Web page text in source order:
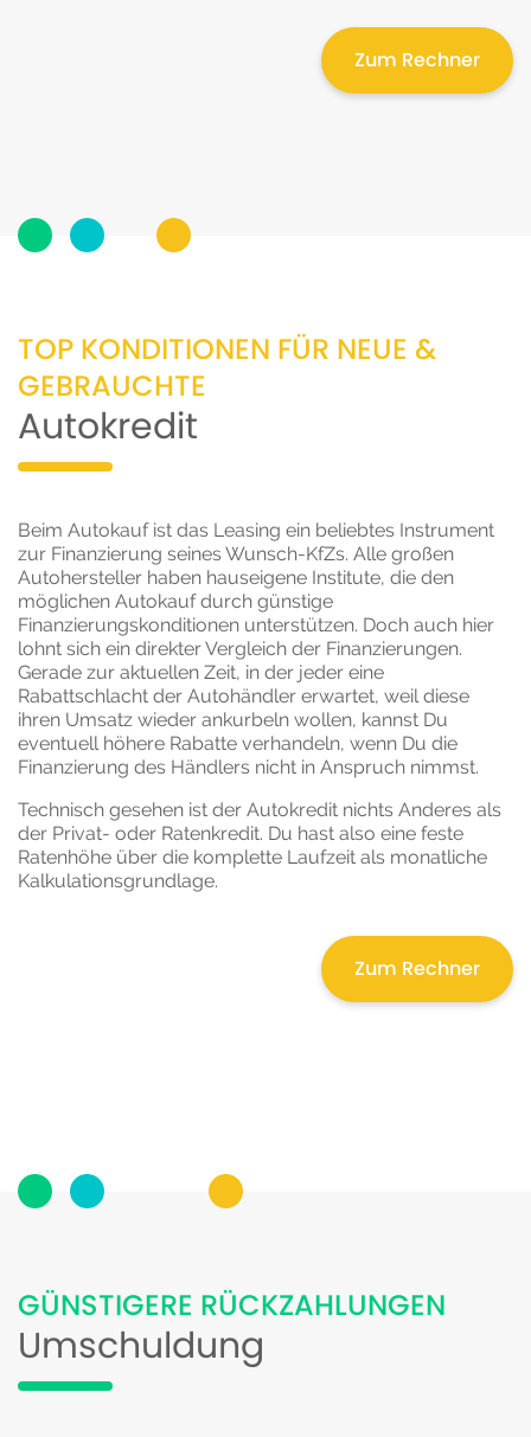
Zum Rechner
TOP KONDITIONEN FÜR NEUE &
GEBRAUCHTE
Autokredit
Beim Autokauf ist das Leasing ein beliebtes Instrument
zur Finanzierung seines Wunsch-KfZs. Alle großen
Autohersteller haben hauseigene Institute, die den
möglichen Autokauf durch günstige
Finanzierungskonditionen unterstützen. Doch auch hier
lohnt sich ein direkter Vergleich der Finanzierungen.
Gerade zur aktuellen Zeit, in der jeder eine
Rabattschlacht der Autohändler erwartet, weil diese
ihren Umsatz wieder ankurbeln wollen, kannst Du
eventuell höhere Rabatte verhandeln, wenn Du die
Finanzierung des Händlers nicht in Anspruch nimmst.
Technisch gesehen ist der Autokredit nichts Anderes als
der Privat- oder Ratenkredit. Du hast also eine feste
Ratenhöhe über die komplette Laufzeit als monatliche
Kalkulationsgrundlage.
Zum Rechner
GÜNSTIGERE RÜCKZAHLUNGEN
Umschuldung